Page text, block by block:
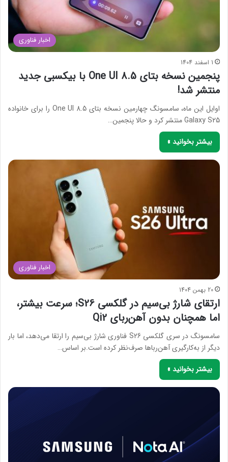
اخبار فناوری
1 اسفند 1404
پنجمین نسخه بتای One UI 8.5 با بیکسبی جدید
منتشر شد!
اوایل این ماه، سامسونگ چهارمین نسخه بتای One UI 8.5 را برای خانواده
Galaxy S25 منتشر کرد و حالا پنجمین…
بیشتر بخوانید »
اخبار فناوری
20 بهمن 1404
ارتقای شارژ بی‌سیم در گلکسی S26؛ سرعت بیشتر،
اما همچنان بدون آهن‌ربای Qi2
سامسونگ در سری گلکسی S26 فناوری شارژ بی‌سیم را ارتقا می‌دهد، اما بار
دیگر از به‌کارگیری آهن‌رباها صرف‌نظر کرده است.بر اساس…
بیشتر بخوانید »